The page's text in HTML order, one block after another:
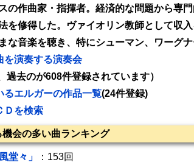
の作曲家・指揮者。経済的な問題から専
を修得した。ヴァイオリン教師として収
な音楽を聴き、特にシューマン、ワーグ
を演奏する演奏会
過去のが608件登録されています）
るエルガーの作品一覧(24件登録)
Ｄを検索
会の多い曲ランキング
堂々」
：153回